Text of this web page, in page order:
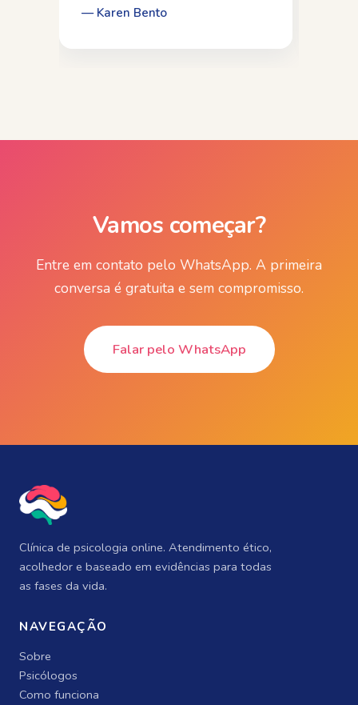
Aline, meu muito obrigada, por
— Karen Bento
Vamos começar?
Entre em contato pelo WhatsApp. A primeira
conversa é gratuita e sem compromisso.
Falar pelo WhatsApp
Clínica de psicologia online. Atendimento ético,
acolhedor e baseado em evidências para todas
as fases da vida.
NAVEGAÇÃO
Sobre
Psicólogos
Como funciona